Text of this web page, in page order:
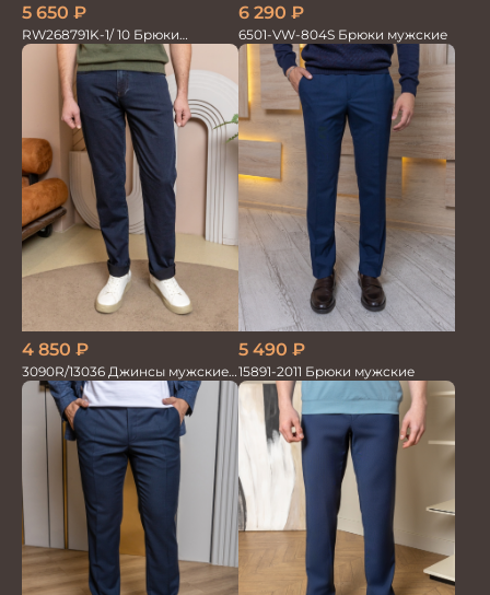
5 650 ₽
RW268791K-1/ 10 Брюки
мужские т.син. 100% Лён
6 290 ₽
6501-VW-804S Брюки мужские
4 850 ₽
3090R/13036 Джинсы мужские
т.синий
5 490 ₽
15891-2011 Брюки мужские